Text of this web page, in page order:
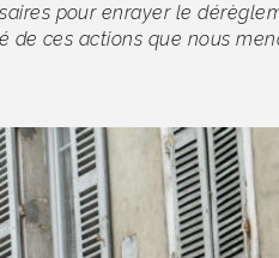
pour enrayer le
de ces actions que nous